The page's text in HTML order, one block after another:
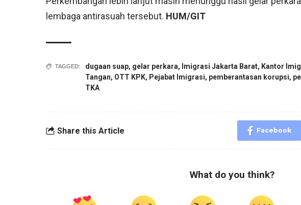
lembaga antirasuah tersebut. HUM/GIT
TAGGED: dugaan suap, gelar perkara, Imigrasi Jakarta Barat, Kantor
Tangan, OTT KPK, Pejabat Imigrasi, pemberantasan korupsi,
TKA
Share this Article Facebook
What do you think?